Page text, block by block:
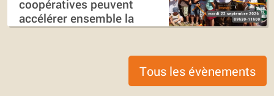
coopératives peuvent
accélérer ensemble la
transition énergétique
Tous les évènements